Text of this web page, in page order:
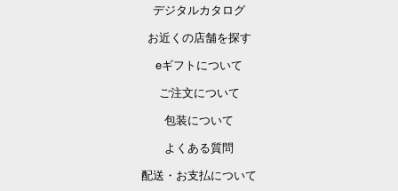
デジタルカタログ
お近くの店舗を探す
eギフトについて
ご注文について
包装について
よくある質問
配送・お支払について